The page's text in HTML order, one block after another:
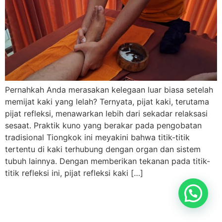
Pernahkah Anda merasakan kelegaan luar biasa setelah
memijat kaki yang lelah? Ternyata, pijat kaki, terutama
pijat refleksi, menawarkan lebih dari sekadar relaksasi
sesaat. Praktik kuno yang berakar pada pengobatan
tradisional Tiongkok ini meyakini bahwa titik-titik
tertentu di kaki terhubung dengan organ dan sistem
tubuh lainnya. Dengan memberikan tekanan pada titik-
titik refleksi ini, pijat refleksi kaki […]